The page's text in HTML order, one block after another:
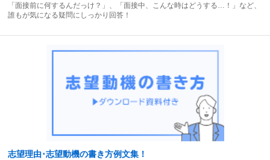
「面接前に何するんだっけ？」、「面接中、こんな時はどうする…！」など、
誰もが気になる疑問にしっかり回答！
志望理由･志望動機の書き方例文集！